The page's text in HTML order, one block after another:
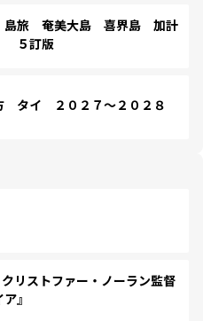
島旅 奄美大島 喜界島 加計
５訂版
タイ ２０２７～２０２８
リストファー・ノーラン監督
』